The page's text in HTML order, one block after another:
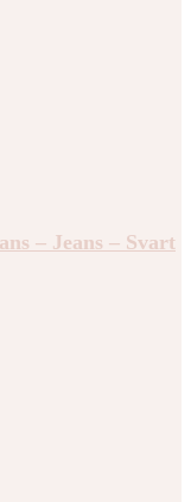
– Jeans – Svart